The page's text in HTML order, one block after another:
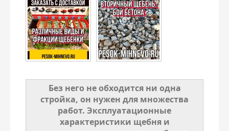
Без него не обходится ни одна
стройка, он нужен для множества
работ. Эксплуатационные
характеристики щебня и